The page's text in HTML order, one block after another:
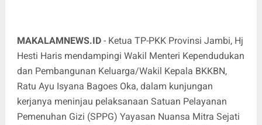
MAKALAMNEWS.ID- Ketua TP-PKK Provinsi Jambi, Hj
Hesti Haris mendampingi Wakil Menteri Kependudukan
dan Pembangunan Keluarga/Wakil Kepala BKKBN,
Ratu Ayu Isyana Bagoes Oka, dalam kunjungan
kerjanya meninjau pelaksanaan Satuan Pelayanan
Pemenuhan Gizi (SPPG) Yayasan Nuansa Mitra Sejati